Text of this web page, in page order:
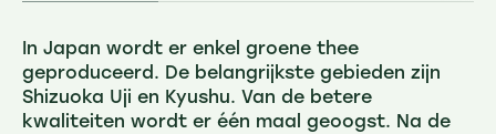
In Japan wordt er enkel groene thee
geproduceerd. De belangrijkste gebieden zijn
Shizuoka Uji en Kyushu. Van de betere
kwaliteiten wordt er één maal geoogst. Na de